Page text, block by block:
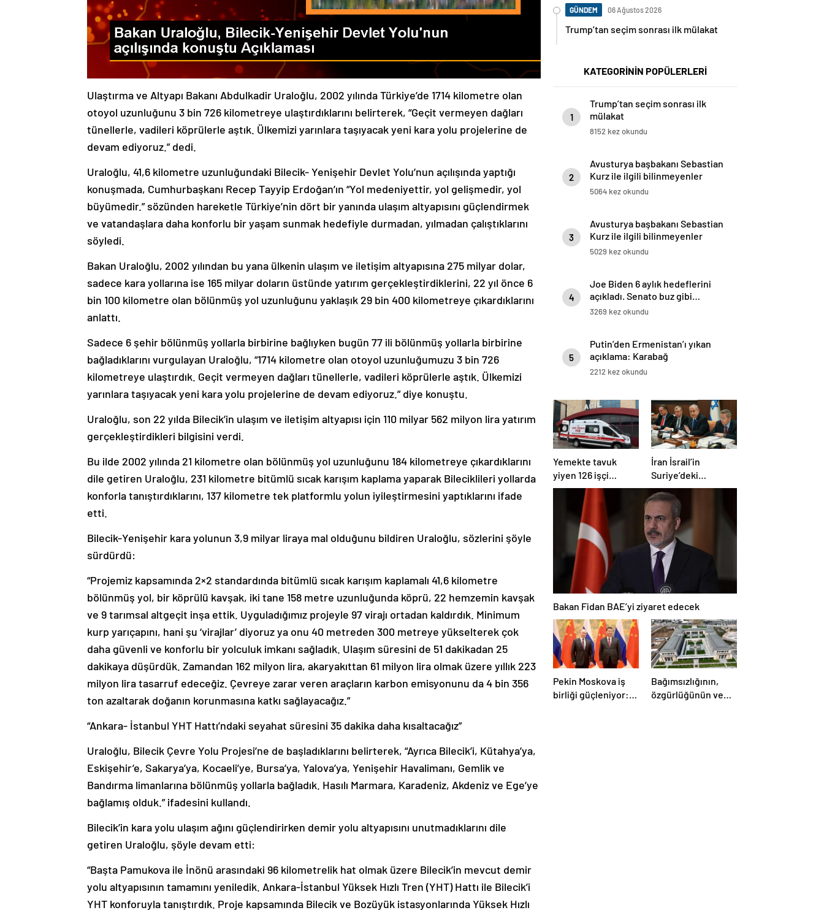
Ulaştırma ve Altyapı Bakanı Abdulkadir Uraloğlu, 2002 yılında Türkiye’de 1714 kilometre olan
otoyol uzunluğunu 3 bin 726 kilometreye ulaştırdıklarını belirterek, “Geçit vermeyen dağları
tünellerle, vadileri köprülerle aştık. Ülkemizi yarınlara taşıyacak yeni kara yolu projelerine de
devam ediyoruz.” dedi.
Uraloğlu, 41,6 kilometre uzunluğundaki Bilecik- Yenişehir Devlet Yolu’nun açılışında yaptığı
konuşmada, Cumhurbaşkanı Recep Tayyip Erdoğan’ın “Yol medeniyettir, yol gelişmedir, yol
büyümedir.” sözünden hareketle Türkiye’nin dört bir yanında ulaşım altyapısını güçlendirmek
ve vatandaşlara daha konforlu bir yaşam sunmak hedefiyle durmadan, yılmadan çalıştıklarını
söyledi.
Bakan Uraloğlu, 2002 yılından bu yana ülkenin ulaşım ve iletişim altyapısına 275 milyar dolar,
sadece kara yollarına ise 165 milyar doların üstünde yatırım gerçekleştirdiklerini, 22 yıl önce 6
bin 100 kilometre olan bölünmüş yol uzunluğunu yaklaşık 29 bin 400 kilometreye çıkardıklarını
anlattı.
Sadece 6 şehir bölünmüş yollarla birbirine bağlıyken bugün 77 ili bölünmüş yollarla birbirine
bağladıklarını vurgulayan Uraloğlu, “1714 kilometre olan otoyol uzunluğumuzu 3 bin 726
kilometreye ulaştırdık. Geçit vermeyen dağları tünellerle, vadileri köprülerle aştık. Ülkemizi
yarınlara taşıyacak yeni kara yolu projelerine de devam ediyoruz.” diye konuştu.
Uraloğlu, son 22 yılda Bilecik’in ulaşım ve iletişim altyapısı için 110 milyar 562 milyon lira yatırım
gerçekleştirdikleri bilgisini verdi.
Bu ilde 2002 yılında 21 kilometre olan bölünmüş yol uzunluğunu 184 kilometreye çıkardıklarını
dile getiren Uraloğlu, 231 kilometre bitümlü sıcak karışım kaplama yaparak Bileciklileri yollarda
konforla tanıştırdıklarını, 137 kilometre tek platformlu yolun iyileştirmesini yaptıklarını ifade
etti.
Bilecik-Yenişehir kara yolunun 3,9 milyar liraya mal olduğunu bildiren Uraloğlu, sözlerini şöyle
sürdürdü:
“Projemiz kapsamında 2×2 standardında bitümlü sıcak karışım kaplamalı 41,6 kilometre
bölünmüş yol, bir köprülü kavşak, iki tane 158 metre uzunluğunda köprü, 22 hemzemin kavşak
ve 9 tarımsal altgeçit inşa ettik. Uyguladığımız projeyle 97 virajı ortadan kaldırdık. Minimum
kurp yarıçapını, hani şu ‘virajlar’ diyoruz ya onu 40 metreden 300 metreye yükselterek çok
daha güvenli ve konforlu bir yolculuk imkanı sağladık. Ulaşım süresini de 51 dakikadan 25
dakikaya düşürdük. Zamandan 162 milyon lira, akaryakıttan 61 milyon lira olmak üzere yıllık 223
milyon lira tasarruf edeceğiz. Çevreye zarar veren araçların karbon emisyonunu da 4 bin 356
ton azaltarak doğanın korunmasına katkı sağlayacağız.”
“Ankara- İstanbul YHT Hattı’ndaki seyahat süresini 35 dakika daha kısaltacağız”
Uraloğlu, Bilecik Çevre Yolu Projesi’ne de başladıklarını belirterek, “Ayrıca Bilecik’i, Kütahya’ya,
Eskişehir’e, Sakarya’ya, Kocaeli’ye, Bursa’ya, Yalova’ya, Yenişehir Havalimanı, Gemlik ve
Bandırma limanlarına bölünmüş yollarla bağladık. Hasılı Marmara, Karadeniz, Akdeniz ve Ege’ye
bağlamış olduk.” ifadesini kullandı.
Bilecik’in kara yolu ulaşım ağını güçlendirirken demir yolu altyapısını unutmadıklarını dile
getiren Uraloğlu, şöyle devam etti:
“Başta Pamukova ile İnönü arasındaki 96 kilometrelik hat olmak üzere Bilecik’in mevcut demir
yolu altyapısının tamamını yeniledik. Ankara-İstanbul Yüksek Hızlı Tren (YHT) Hattı ile Bilecik’i
YHT konforuyla tanıştırdık. Proje kapsamında Bilecik ve Bozüyük istasyonlarında Yüksek Hızlı
GÜNDEM 06 Ağustos 2026
Trump’tan seçim sonrası ilk mülakat
KATEGORİNİN POPÜLERLERİ
1
Trump’tan seçim sonrası ilk
mülakat
8152 kez okundu
2
Avusturya başbakanı Sebastian
Kurz ile ilgili bilinmeyenler
5064 kez okundu
3
Avusturya başbakanı Sebastian
Kurz ile ilgili bilinmeyenler
5029 kez okundu
4
Joe Biden 6 aylık hedeflerini
açıkladı. Senato buz gibi…
3269 kez okundu
5
Putin’den Ermenistan’ı yıkan
açıklama: Karabağ
Azerbaycan’ın ayrılmaz bir
2212 kez okundu
Yemekte tavuk
yiyen 126 işçi
hastanelik oldu
İran İsrail’in
Suriye’deki
saldırılarını kınadı
Bakan Fidan BAE’yi ziyaret edecek
Pekin Moskova iş
birliği güçleniyor:
Bağımsızlığının,
özgürlüğünün ve